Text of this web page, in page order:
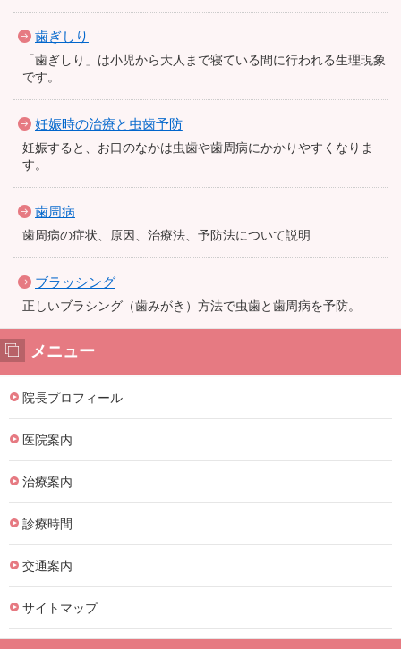
歯ぎしり
「歯ぎしり」は小児から大人まで寝ている間に行われる生理現象
です。
妊娠時の治療と虫歯予防
妊娠すると、お口のなかは虫歯や歯周病にかかりやすくなりま
す。
歯周病
歯周病の症状、原因、治療法、予防法について説明
ブラッシング
正しいブラシング（歯みがき）方法で虫歯と歯周病を予防。
メニュー
院長プロフィール
医院案内
治療案内
診療時間
交通案内
サイトマップ